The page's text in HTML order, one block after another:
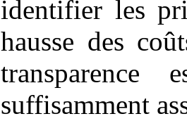
identifier les
hausse des
transparence
suffisamment